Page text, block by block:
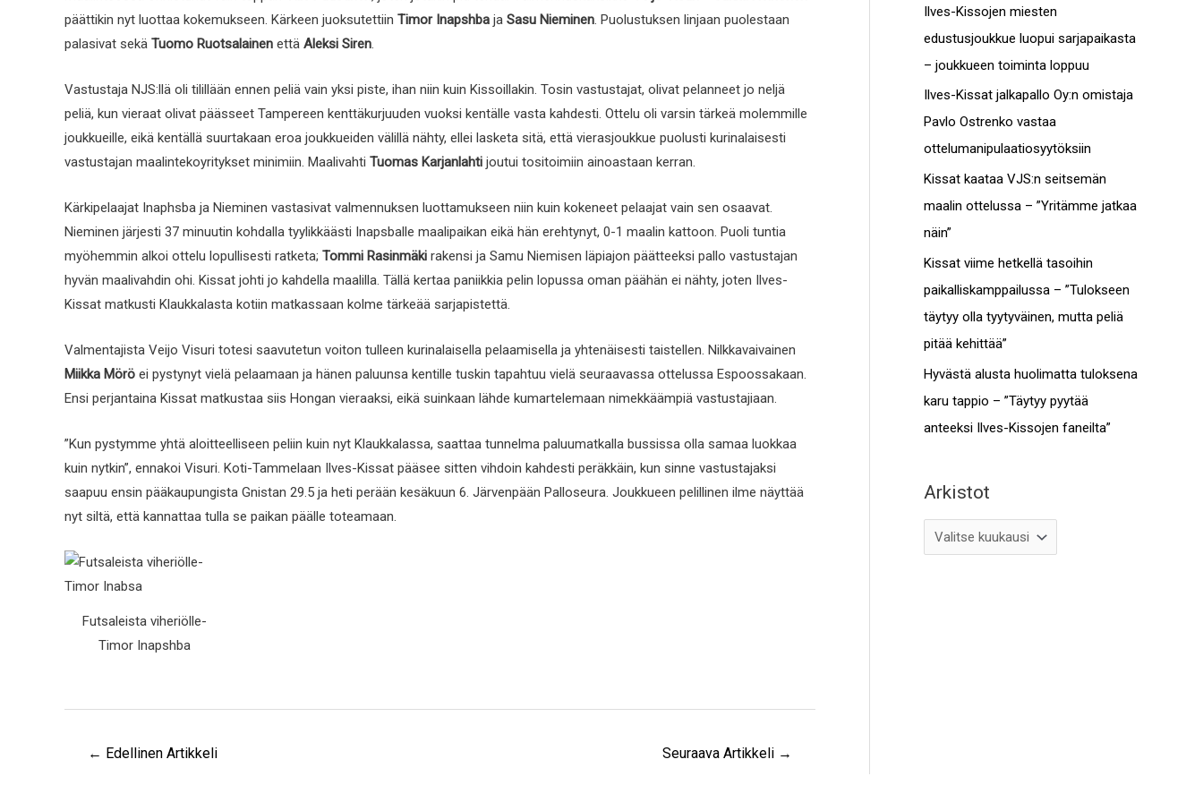
päättikin nyt luottaa kokemukseen. Kärkeen juoksutettiin Timor Inapshba ja Sasu Nieminen. Puolustuksen linjaan puolestaan
palasivat sekä Tuomo Ruotsalainen että Aleksi Siren.
Vastustaja NJS:llä oli tilillään ennen peliä vain yksi piste, ihan niin kuin Kissoillakin. Tosin vastustajat, olivat pelanneet jo neljä
peliä, kun vieraat olivat päässeet Tampereen kenttäkurjuuden vuoksi kentälle vasta kahdesti. Ottelu oli varsin tärkeä molemmille
joukkueille, eikä kentällä suurtakaan eroa joukkueiden välillä nähty, ellei lasketa sitä, että vierasjoukkue puolusti kurinalaisesti
vastustajan maalintekoyritykset minimiin. Maalivahti Tuomas Karjanlahti joutui tositoimiin ainoastaan kerran.
Kärkipelaajat Inaphsba ja Nieminen vastasivat valmennuksen luottamukseen niin kuin kokeneet pelaajat vain sen osaavat.
Nieminen järjesti 37 minuutin kohdalla tyylikkäästi Inapsballe maalipaikan eikä hän erehtynyt, 0-1 maalin kattoon. Puoli tuntia
myöhemmin alkoi ottelu lopullisesti ratketa; Tommi Rasinmäki rakensi ja Samu Niemisen läpiajon päätteeksi pallo vastustajan
hyvän maalivahdin ohi. Kissat johti jo kahdella maalilla. Tällä kertaa paniikkia pelin lopussa oman päähän ei nähty, joten Ilves-
Kissat matkusti Klaukkalasta kotiin matkassaan kolme tärkeää sarjapistettä.
Valmentajista Veijo Visuri totesi saavutetun voiton tulleen kurinalaisella pelaamisella ja yhtenäisesti taistellen. Nilkkavaivainen
Miikka Mörö ei pystynyt vielä pelaamaan ja hänen paluunsa kentille tuskin tapahtuu vielä seuraavassa ottelussa Espoossakaan.
Ensi perjantaina Kissat matkustaa siis Hongan vieraaksi, eikä suinkaan lähde kumartelemaan nimekkäämpiä vastustajiaan.
”Kun pystymme yhtä aloitteelliseen peliin kuin nyt Klaukkalassa, saattaa tunnelma paluumatkalla bussissa olla samaa luokkaa
kuin nytkin”, ennakoi Visuri. Koti-Tammelaan Ilves-Kissat pääsee sitten vihdoin kahdesti peräkkäin, kun sinne vastustajaksi
saapuu ensin pääkaupungista Gnistan 29.5 ja heti perään kesäkuun 6. Järvenpään Palloseura. Joukkueen pelillinen ilme näyttää
nyt siltä, että kannattaa tulla se paikan päälle toteamaan.
Futsaleista viheriölle-
Timor Inapshba
← Edellinen Artikkeli Seuraava Artikkeli →
c
h
f
o
r
Ilves-Kissojen miesten
edustusjoukkue luopui sarjapaikasta
– joukkueen toiminta loppuu
Ilves-Kissat jalkapallo Oy:n omistaja
Pavlo Ostrenko vastaa
ottelumanipulaatiosyytöksiin
Kissat kaataa VJS:n seitsemän
maalin ottelussa – ”Yritämme jatkaa
näin”
Kissat viime hetkellä tasoihin
paikalliskamppailussa – ”Tulokseen
täytyy olla tyytyväinen, mutta peliä
pitää kehittää”
Hyvästä alusta huolimatta tuloksena
karu tappio – ”Täytyy pyytää
anteeksi Ilves-Kissojen faneilta”
Arkistot
t
o